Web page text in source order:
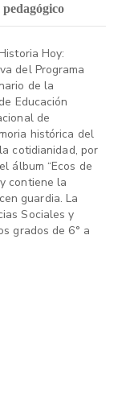
pedagógico
Hoy:
del Programa
de la
Educación
de
histórica del
cotidianidad, por
álbum “Ecos de
contiene la
guardia. La
Sociales y
grados de 6° a